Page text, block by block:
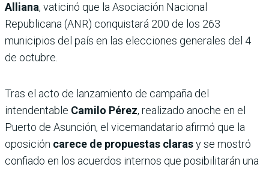
Alliana, vaticinó que la Asociación Nacional
Republicana (ANR) conquistará 200 de los 263
municipios del país en las elecciones generales del 4
de octubre.
Tras el acto de lanzamiento de campaña del
intendentable Camilo Pérez, realizado anoche en el
Puerto de Asunción, el vicemandatario afirmó que la
oposición carece de propuestas clarasy se mostró
confiado en los acuerdos internos que posibilitarán una